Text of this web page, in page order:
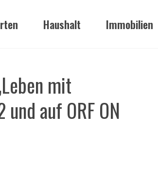
Haushalt Immobilien
mit
auf ORF ON